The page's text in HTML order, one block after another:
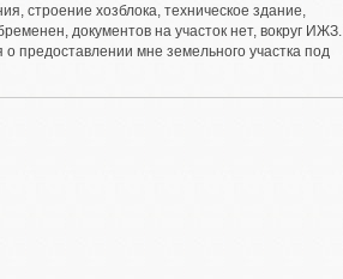
строение хозблока, техническое здание,
документов на участок нет, вокруг ИЖЗ.
предоставлении мне земельного участка под